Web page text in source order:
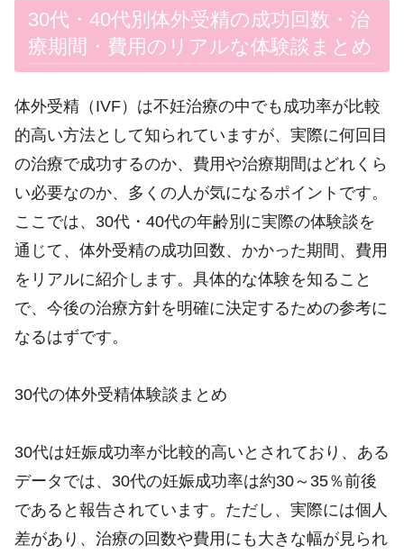
30代・40代別体外受精の成功回数・治
療期間・費用のリアルな体験談まとめ
体外受精（IVF）は不妊治療の中でも成功率が比較
的高い方法として知られていますが、実際に何回目
の治療で成功するのか、費用や治療期間はどれくら
い必要なのか、多くの人が気になるポイントです。
ここでは、30代・40代の年齢別に実際の体験談を
通じて、体外受精の成功回数、かかった期間、費用
をリアルに紹介します。具体的な体験を知ること
で、今後の治療方針を明確に決定するための参考に
なるはずです。
30代の体外受精体験談まとめ
30代は妊娠成功率が比較的高いとされており、ある
データでは、30代の妊娠成功率は約30～35％前後
であると報告されています。ただし、実際には個人
差があり、治療の回数や費用にも大きな幅が見られ